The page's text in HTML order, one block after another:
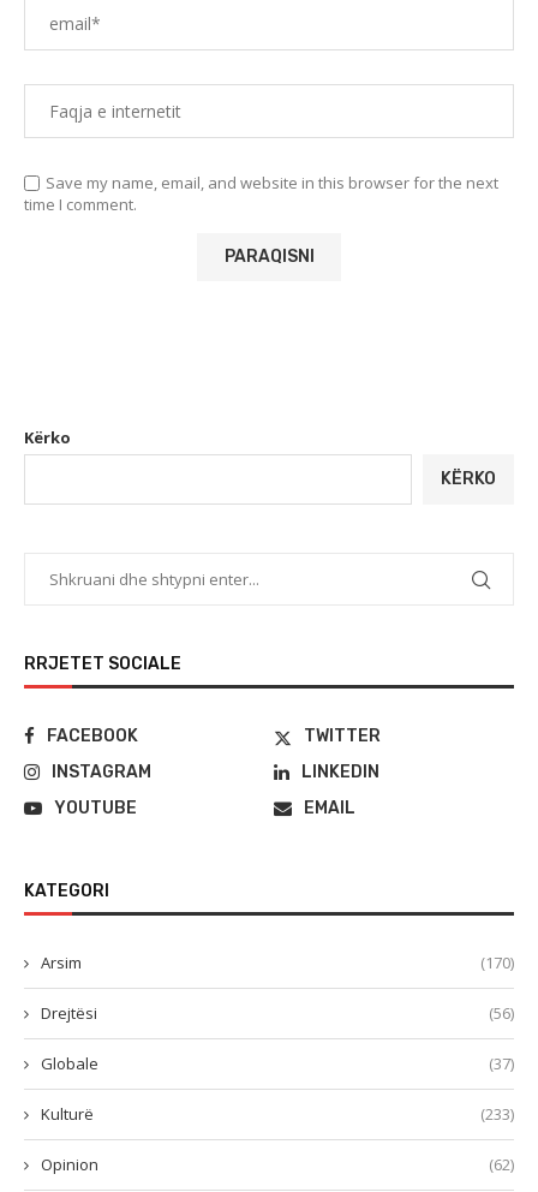
Save my name, email, and website in this browser for the next
time I comment.
Kërko
KËRKO
RRJETET SOCIALE
FACEBOOK
TWITTER
INSTAGRAM
LINKEDIN
YOUTUBE
EMAIL
KATEGORI
Arsim (170)
Drejtësi (56)
Globale (37)
Kulturë (233)
Opinion (62)